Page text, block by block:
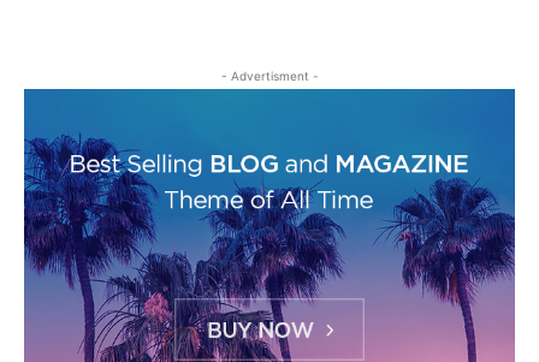
- Advertisment -